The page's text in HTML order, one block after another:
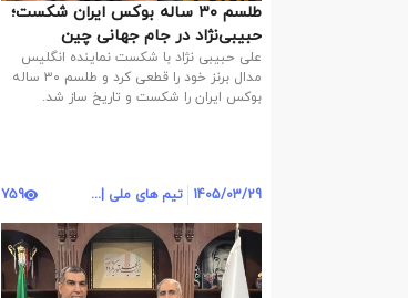
طلسم ۳۰ ساله بوکس ایران شکست؛
حبیبی‌نژاد در جام جهانی چین
تاریخ‌ساز شد
علی حبیبی نژاد با شکست نماینده انگلیس
مدال برنز خود را قطعی کرد و طلسم ۳۰ ساله
بوکس ایران را شکست و تاریخ ساز شد.
1405/03/29 تیم های ملی | روابط عمومی 759